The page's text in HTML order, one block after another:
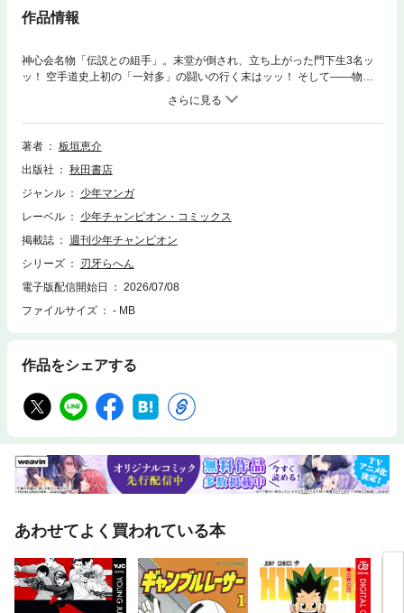
作品情報
神心会名物「伝説との組手」。末堂が倒され、立ち上がった門下生3名ッ
ッ！ 空手道史上初の「一対多」の闘いの行く末はッッ！ そして――物語
は地上最強の生物「らへん」へと突入していくッッ!!
著者
板垣恵介
出版社
秋田書店
ジャンル
少年マンガ
レーベル
少年チャンピオン・コミックス
掲載誌
週刊少年チャンピオン
シリーズ
刃牙らへん
電子版配信開始日
2026/07/08
ファイルサイズ
- MB
作品をシェアする
あわせてよく買われている本